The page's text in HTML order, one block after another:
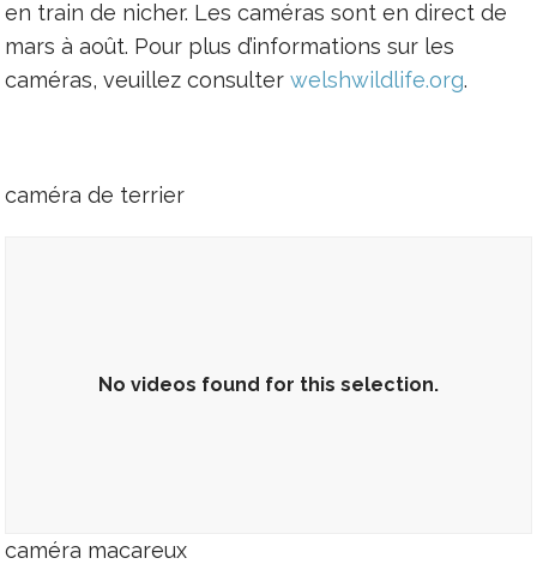
en train de nicher. Les caméras sont en direct de
mars à août. Pour plus d’informations sur les
caméras, veuillez consulter welshwildlife.org.
caméra de terrier
No videos found for this selection.
No videos found for this selection.
caméra macareux